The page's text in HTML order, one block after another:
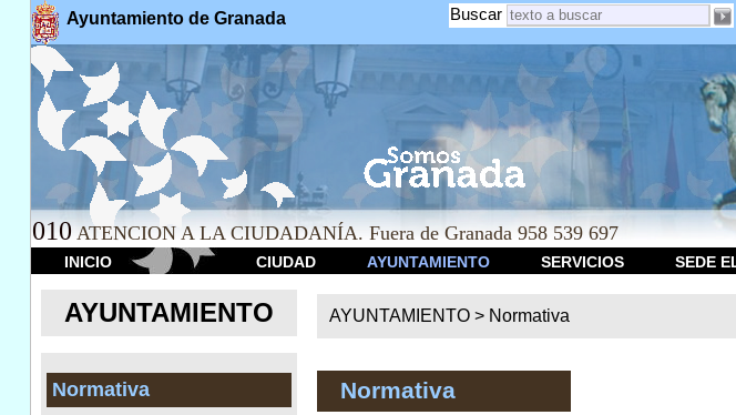
Ayuntamiento de Granada Buscar
010 ATENCION A LA CIUDADANÍA. Fuera de Granada 958 539 697
INICIO CIUDAD AYUNTAMIENTO SERVICIOS SEDE
AYUNTAMIENTO
Normativa
AYUNTAMIENTO > Normativa
Normativa